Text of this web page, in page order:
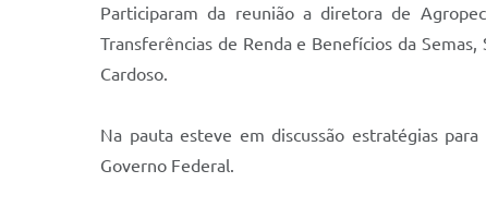
Participaram da reunião a diretora de
Transferências de Renda e Benefícios da
Cardoso.
Na pauta esteve em discussão estratégias
Governo Federal.